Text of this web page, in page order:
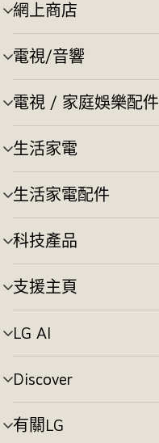
網上商店
選
單
切
換
電視/音響
選
單
切
換
電視 / 家庭娛樂配件
選
單
切
換
生活家電
選
單
切
換
生活家電配件
選
單
切
換
科技產品
選
單
切
換
支援主頁
選
單
切
換
LG AI
選
單
切
換
Discover
選
單
切
換
有關LG
選